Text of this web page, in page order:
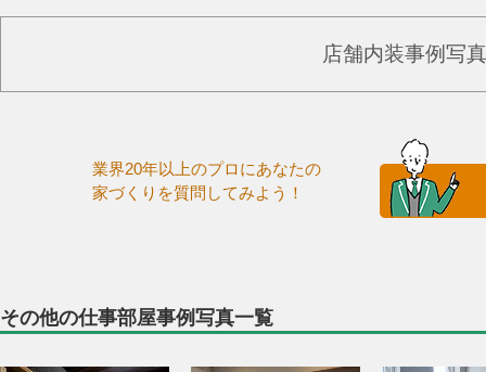
店舗内装事例写
業界20年以上のプロにあなたの
家づくりを質問してみよう！
その他の仕事部屋事例写真一覧